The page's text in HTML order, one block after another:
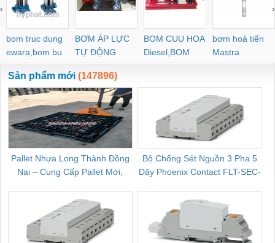
bom truc dung
ewara,bom bu
ewara
BƠM ÁP LỰC
TỰ ĐỘNG
BOM CUU HOA
Diesel,BOM
CHUA CHAY
bơm hoả tiển
Mastra
‹ ›
Sản phẩm mới (147896)
Pallet Nhựa Long Thành Đồng
Nai – Cung Cấp Pallet Mới,
Bộ Chống Sét Nguồn 3 Pha 5
Dây Phoenix Contact FLT-SEC-